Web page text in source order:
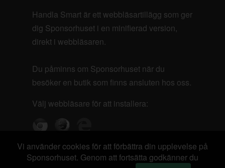
Handla Smart är ett webbläsartillägg som ger
dig Sponsorhuset i en minifierad version,
direkt i webbläsaren.
Du påminns om Sponsorhuset när du
besöker en butik som finns ansluten hos oss.
Välj webbläsare för att installera:
Vi använder cookies för att förbättra din upplevelse på
Sponsorhuset. Genom att fortsätta godkänner du